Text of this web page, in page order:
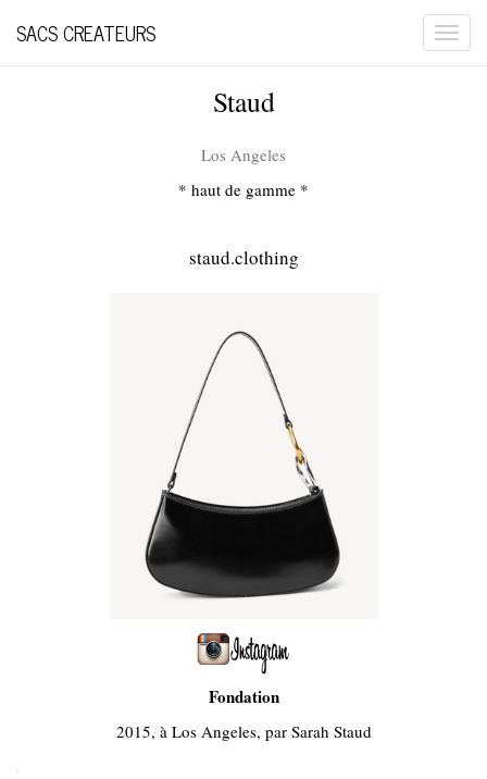
SACS CREATEURS
Staud
Los Angeles
* haut de gamme *
staud.clothing
Fondation
2015, à Los Angeles, par Sarah Staud
.